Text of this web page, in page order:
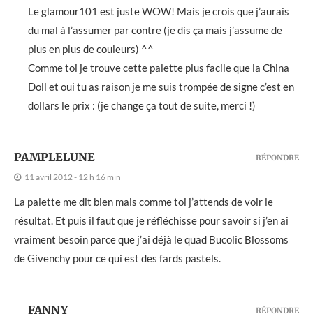
Le glamour101 est juste WOW! Mais je crois que j’aurais
du mal à l’assumer par contre (je dis ça mais j’assume de
plus en plus de couleurs) ^^
Comme toi je trouve cette palette plus facile que la China
Doll et oui tu as raison je me suis trompée de signe c’est en
dollars le prix : (je change ça tout de suite, merci !)
PAMPLELUNE
11 avril 2012 - 12 h 16 min
La palette me dit bien mais comme toi j’attends de voir le
résultat. Et puis il faut que je réfléchisse pour savoir si j’en ai
vraiment besoin parce que j’ai déjà le quad Bucolic Blossoms
de Givenchy pour ce qui est des fards pastels.
RÉPONDRE
FANNY RÉPONDRE